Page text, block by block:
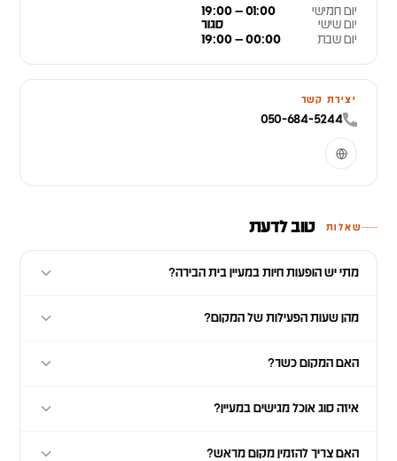
יום חמישי
19:00 – 01:00
יום שישי
סגור
יום שבת
19:00 – 00:00
יצירת קשר
050-684-5244
שאלות טוב לדעת
מתי יש הופעות חיות במעיין בית הבירה?
מהן שעות הפעילות של המקום?
האם המקום כשר?
איזה סוג אוכל מגישים במעיין?
האם צריך להזמין מקום מראש?